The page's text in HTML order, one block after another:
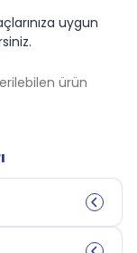
uygun
ürün